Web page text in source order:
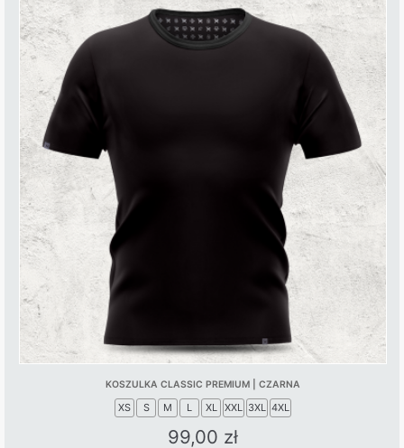
KOSZULKA CLASSIC PREMIUM | CZARNA
XS S M L XL XXL 3XL 4XL
99,00 zł